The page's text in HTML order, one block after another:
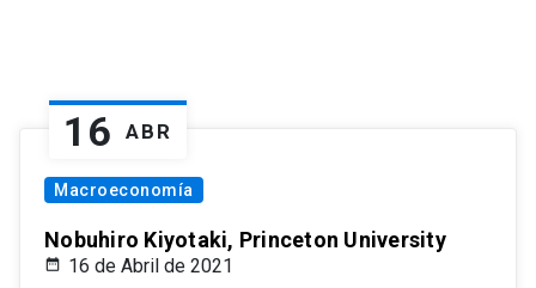
16 ABR
Macroeconomía
Nobuhiro Kiyotaki, Princeton University
16 de Abril de 2021